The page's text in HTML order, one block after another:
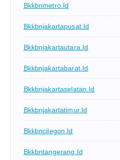
Bkkbnmetro.id
Bkkbnjakartapusat.id
Bkkbnjakartautara.id
Bkkbnjakartabarat.id
Bkkbnjakartaselatan.id
Bkkbnjakartatimur.id
Bkkbncilegon.id
Bkkbntangerang.id